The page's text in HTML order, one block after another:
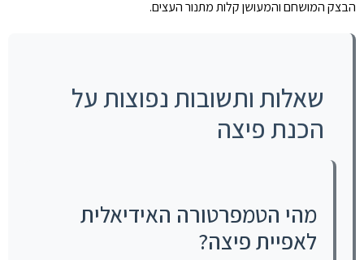
הבצק המושחם והמעושן קלות מתנור העצים.
שאלות ותשובות נפוצות על
הכנת פיצה
מהי הטמפרטורה האידיאלית
לאפיית פיצה?